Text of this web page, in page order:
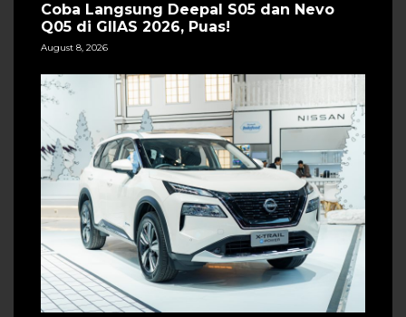
Coba Langsung Deepal S05 dan Nevo
Q05 di GIIAS 2026, Puas!
August 8, 2026